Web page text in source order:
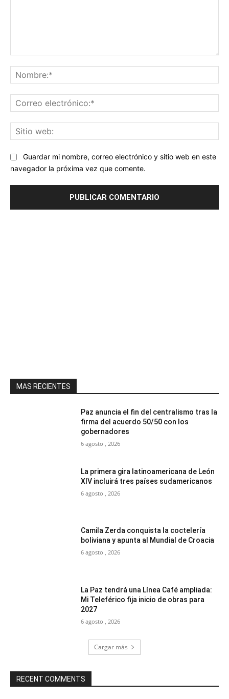
Guardar mi nombre, correo electrónico y sitio web en este
navegador la próxima vez que comente.
MAS RECIENTES
Paz anuncia el fin del centralismo tras la
firma del acuerdo 50/50 con los
gobernadores
6 agosto , 2026
La primera gira latinoamericana de León
XIV incluirá tres países sudamericanos
6 agosto , 2026
Camila Zerda conquista la coctelería
boliviana y apunta al Mundial de Croacia
6 agosto , 2026
La Paz tendrá una Línea Café ampliada:
Mi Teleférico fija inicio de obras para
2027
6 agosto , 2026
Cargar más
RECENT COMMENTS